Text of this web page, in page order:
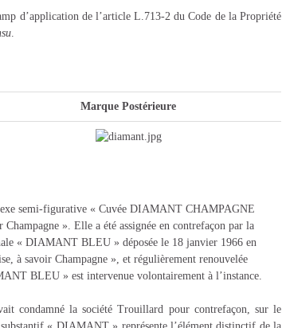
d’application de l’article L.713-2 du Code de la Propriété
.
Marque Postérieure
semi-figurative « Cuvée DIAMANT CHAMPAGNE
». Elle a été assignée en contrefaçon par la
« DIAMANT BLEU » déposée le 18 janvier 1966 en
à savoir Champagne », et régulièrement renouvelée
BLEU » est intervenue volontairement à l’instance.
condamné la société Trouillard pour contrefaçon, sur le